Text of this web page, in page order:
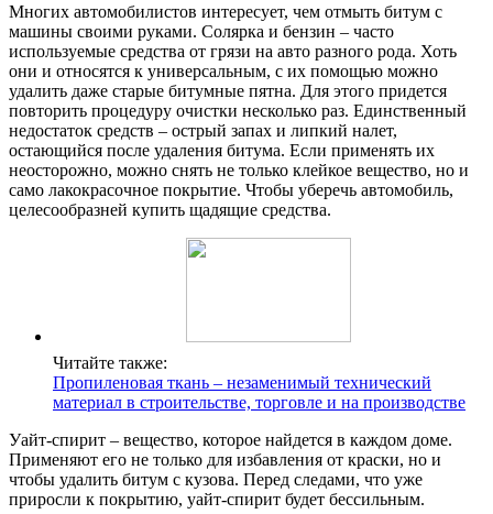
Многих автомобилистов интересует, чем отмыть битум с
машины своими руками. Солярка и бензин – часто
используемые средства от грязи на авто разного рода. Хоть
они и относятся к универсальным, с их помощью можно
удалить даже старые битумные пятна. Для этого придется
повторить процедуру очистки несколько раз. Единственный
недостаток средств – острый запах и липкий налет,
остающийся после удаления битума. Если применять их
неосторожно, можно снять не только клейкое вещество, но и
само лакокрасочное покрытие. Чтобы уберечь автомобиль,
целесообразней купить щадящие средства.
Читайте также:
Пропиленовая ткань – незаменимый технический
материал в строительстве, торговле и на производстве
Уайт-спирит – вещество, которое найдется в каждом доме.
Применяют его не только для избавления от краски, но и
чтобы удалить битум с кузова. Перед следами, что уже
приросли к покрытию, уайт-спирит будет бессильным.